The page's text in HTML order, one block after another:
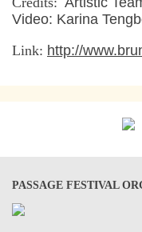
Video: Karina
Link: http://
PASSAGE FESTIVAL